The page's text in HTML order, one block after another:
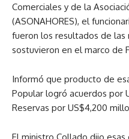
Comerciales y de la
(ASONAHORES), el
fueron los resultados de las
sostuvieron en el marco de
Informó que producto de
Popular logró acuerdos por
Reservas por US$4,200
El ministro Collado dijo